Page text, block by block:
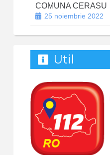
COMUNA CERASU
25 noiembrie 2022
Util